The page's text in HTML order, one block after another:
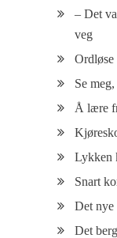
– Det
veg
Ordløse
Se
Å lære
Lykken
Snart
Det nye
Det